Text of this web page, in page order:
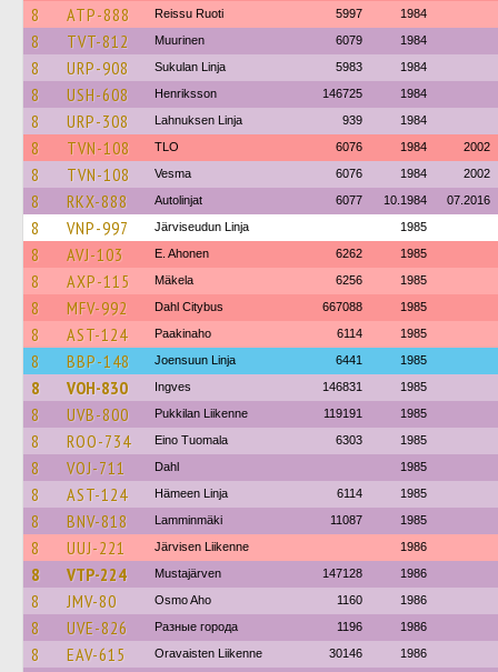
8 ATP-888 Reissu Ruoti 5997 1984
8 TVT-812 Muurinen 6079 1984
8 URP-908 Sukulan Linja 5983 1984
8 USH-608 Henriksson 146725 1984
8 URP-308 Lahnuksen Linja 939 1984
8 TVN-108 TLO 6076 1984 2002
8 TVN-108 Vesma 6076 1984 2002
8 RKX-888 Autolinjat 6077 10.1984 07.2016
8 VNP-997 Järviseudun Linja 1985
8 AVJ-103 E. Ahonen 6262 1985
8 AXP-115 Mäkela 6256 1985
8 MFV-992 Dahl Citybus 667088 1985
8 AST-124 Paakinaho 6114 1985
8 BBP-148 Joensuun Linja 6441 1985
8 VOH-830 Ingves 146831 1985
8 UVB-800 Pukkilan Liikenne 119191 1985
8 ROO-734 Eino Tuomala 6303 1985
8 VOJ-711 Dahl 1985
8 AST-124 Hämeen Linja 6114 1985
8 BNV-818 Lamminmäki 11087 1985
8 UUJ-221 Järvisen Liikenne 1986
8 VTP-224 Mustajärven 147128 1986
8 JMV-80 Osmo Aho 1160 1986
8 UVE-826 Разные города 1196 1986
8 EAV-615 Oravaisten Liikenne 30146 1986